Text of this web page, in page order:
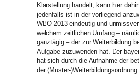
Klarstellung handelt, kann hier
jedenfalls ist in der vorliegend
WBO 2013 eindeutig und
welchem zeitlichen Umfang –
ganztägig – der zur Weiterbildung
Aufgabe zuzuwenden hat. Der
hat sich durch die Aufnahme der
der (Muster-)Weiterbildungsordnung